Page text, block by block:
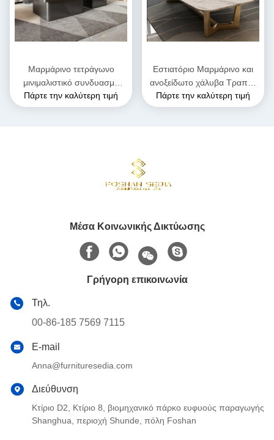
Μαρμάρινο τετράγωνο
μινιμαλιστικό συνδυασμό
τραπέζι καφέ με πόδι από
ανοξείδωτο χάλυβα
Πάρτε την καλύτερη τιμή
Εστιατόριο Μαρμάρινο και
ανοξείδωτο χάλυβα Τραπέζι
καφέ ύψος 0,45m
Πάρτε την καλύτερη τιμή
Μέσα Κοινωνικής Δικτύωσης
Γρήγορη επικοινωνία
Τηλ.
00-86-185 7569 7115
E-mail
Anna@furnituresedia.com
Διεύθυνση
Κτίριο D2, Κτίριο 8, βιομηχανικό πάρκο ευφυούς παραγωγής
Shanghua, περιοχή Shunde, πόλη Foshan